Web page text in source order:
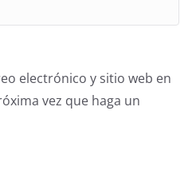
electrónico y sitio web en
vez que haga un